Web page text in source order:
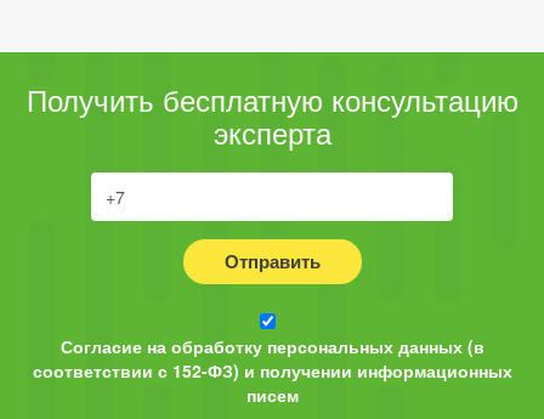
Получить бесплатную консультацию
эксперта
Отправить
Согласие на обработку персональных данных (в
соответствии с 152-ФЗ) и получении информационных
писем